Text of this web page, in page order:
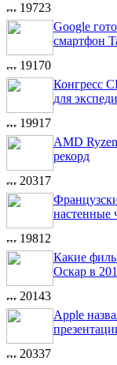
19723
Google
смартфон
19170
Конгресс
для
19917
AMD
рекорд
20317
настенные
19812
Какие
Оскар в
20143
Apple
20337